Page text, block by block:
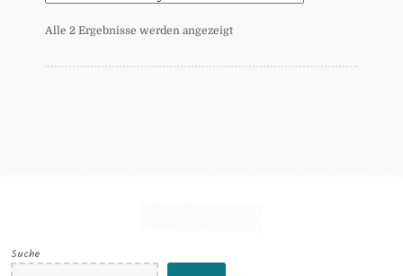
Alle 2 Ergebnisse werden angezeigt
Suche